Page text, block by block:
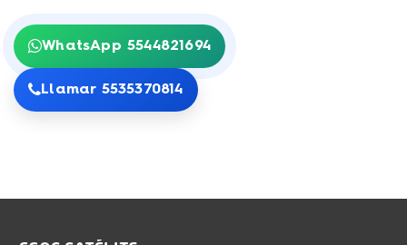
WhatsApp 5544821694
Llamar 5535370814